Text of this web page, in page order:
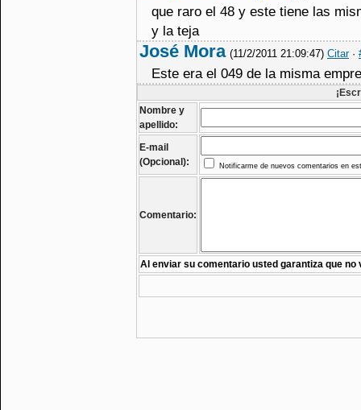
que raro el 48 y este tiene las
y la teja
José Mora (11/2/2011 21:09:47) Citar·
Este era el 049 de la misma
Nombre y
apellido:
E-mail
(Opcional):
Notificarme de nuevos comentarios en
Comentario:
Al enviar su comentario usted garantiza que no